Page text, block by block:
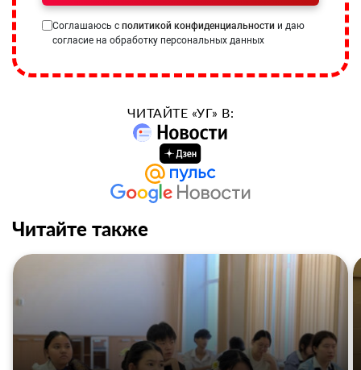
Соглашаюсь с политикой конфиденциальности и даю
согласие на обработку персональных данных
ЧИТАЙТЕ «УГ» В:
Читайте также